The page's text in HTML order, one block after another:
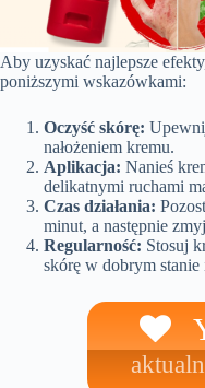
Aby uzyskać najlepsze
poniższymi wskazówkami:
Oczyść skórę:
nałożeniem kremu.
Aplikacja: Nanieś
delikatnymi ruchami
Czas działania:
minut, a następnie
Regularność: Stosuj
skórę w dobrym